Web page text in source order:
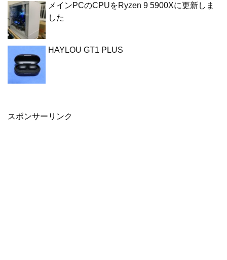
メインPCのCPUをRyzen 9 5900Xに更新しま
した
HAYLOU GT1 PLUS
スポンサーリンク